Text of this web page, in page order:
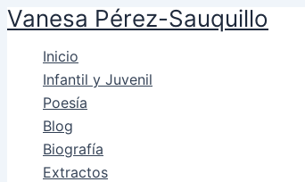
Ir
contenido
Vanesa Pérez-Sauquillo
Inicio
Infantil y Juvenil
Poesía
Blog
Biografía
Extractos